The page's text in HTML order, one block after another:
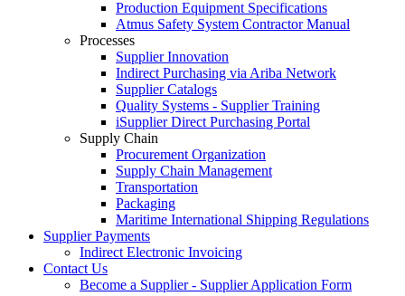
Production Equipment Specifications
Atmus Safety System Contractor Manual
Processes
Supplier Innovation
Indirect Purchasing via Ariba Network
Supplier Catalogs​
Quality Systems - Supplier Training
iSupplier Direct Purchasing Portal
Supply Chain
Procurement Organization
Supply Chain Management
Transportation​
Packaging​
Maritime International Shipping Regulations
Supplier Payments
Indirect Electronic Invoicing
Contact Us
Become a Supplier - Supplier Application Form